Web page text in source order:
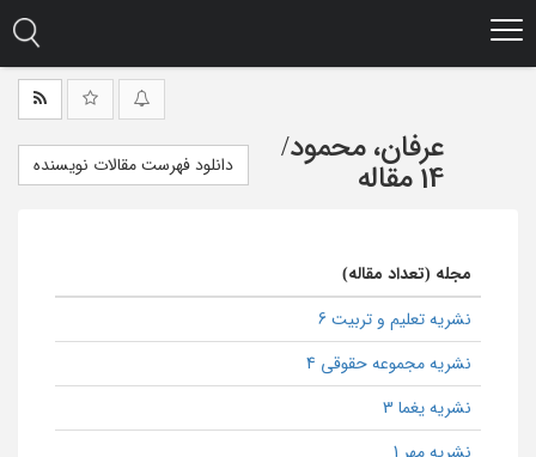
عرفان، محمود/
14 مقاله
دانلود فهرست مقالات نویسنده
مجله (تعداد مقاله)
نشریه تعلیم و تربیت 6
نشریه مجموعه حقوقی 4
نشریه یغما 3
نشریه مهر 1